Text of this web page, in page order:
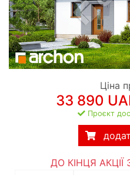
Ціна
33 890
Проєкт
ДО КІНЦЯ